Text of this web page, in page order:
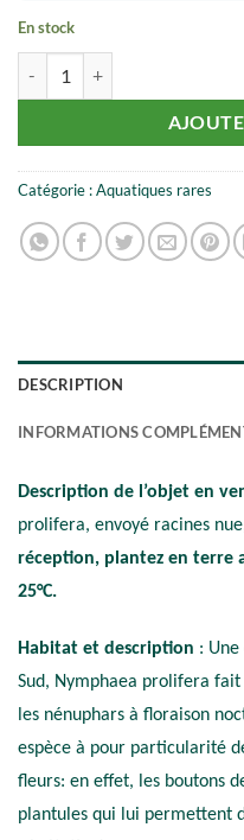
En stock
Catégorie :Aquatiques rares
DESCRIPTION
INFORMATIONS
Description de l’objet en
prolifera, envoyé racines
réception, plantez en terre
25°C.
Habitat et description :
Sud, Nymphaea prolifera
les nénuphars à floraison
espèce à pour particularité
fleurs: en effet, les boutons
plantules qui lui permettent